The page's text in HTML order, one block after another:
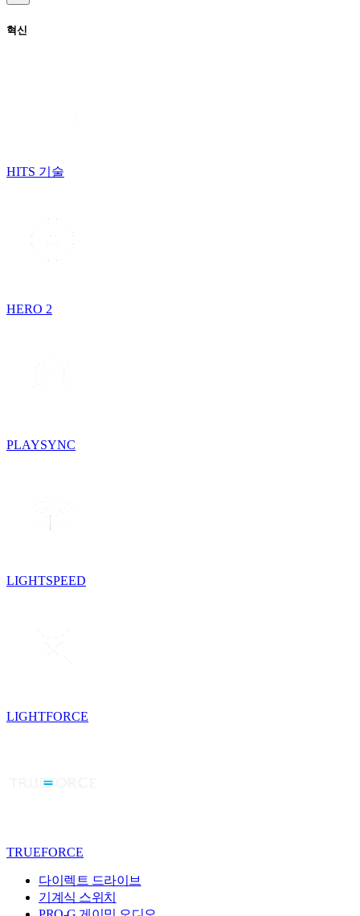
혁신
HITS 기술
HERO 2
PLAYSYNC
LIGHTSPEED
LIGHTFORCE
TRUEFORCE
다이렉트 드라이브
기계식 스위치